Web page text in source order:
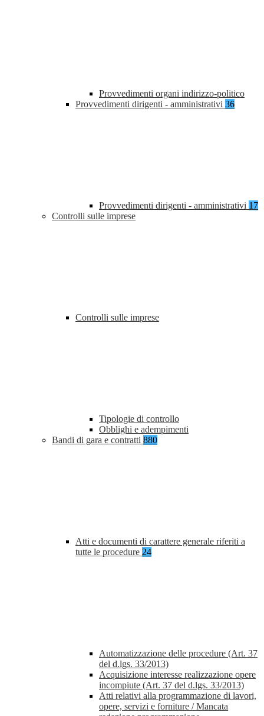
Provvedimenti organi indirizzo-politico
Provvedimenti dirigenti - amministrativi 36
Provvedimenti dirigenti - amministrativi 17
Controlli sulle imprese
Controlli sulle imprese
Tipologie di controllo
Obblighi e adempimenti
Bandi di gara e contratti 880
Atti e documenti di carattere generale riferiti a
tutte le procedure 24
Automatizzazione delle procedure (Art. 37
del d.lgs. 33/2013)
Acquisizione interesse realizzazione opere
incompiute (Art. 37 del d.lgs. 33/2013)
Atti relativi alla programmazione di lavori,
opere, servizi e forniture / Mancata